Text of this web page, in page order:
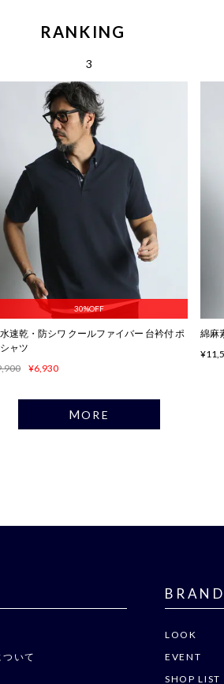
RANKING
30%OFF
速乾・防シワ クールファイバー 台衿付 ポ
ャツ
¥6,930
綿麻
MORE
いて
LOOK
EVENT
SHOP LIST